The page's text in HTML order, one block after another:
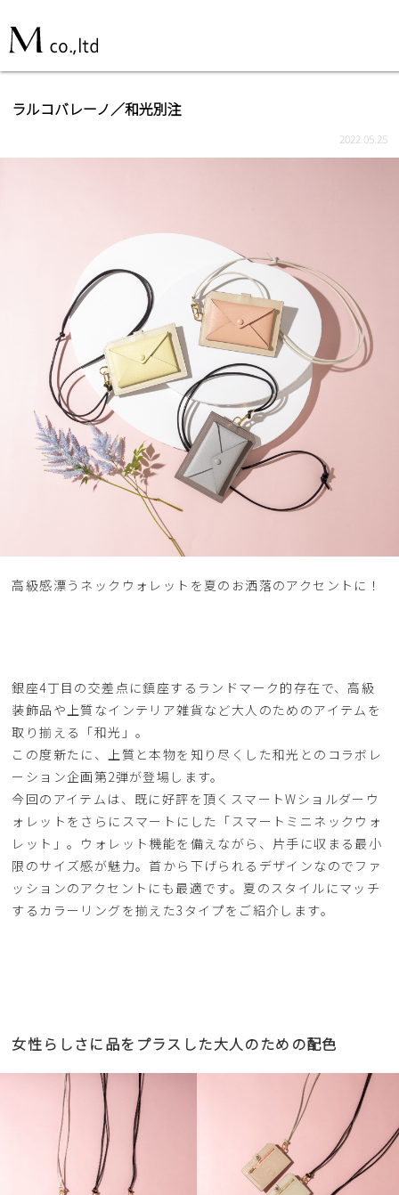
ラルコバレーノ／和光別注
2022.05.25
高級感漂うネックウォレットを夏のお洒落のアクセントに！
銀座4丁目の交差点に鎮座するランドマーク的存在で、高級
装飾品や上質なインテリア雑貨など大人のためのアイテムを
取り揃える「和光」。
この度新たに、上質と本物を知り尽くした和光とのコラボレ
ーション企画第2弾が登場します。
今回のアイテムは、既に好評を頂くスマートWショルダーウ
ォレットをさらにスマートにした「スマートミニネックウォ
レット」。ウォレット機能を備えながら、片手に収まる最小
限のサイズ感が魅力。首から下げられるデザインなのでファ
ッションのアクセントにも最適です。夏のスタイルにマッチ
するカラーリングを揃えた3タイプをご紹介します。
女性らしさに品をプラスした大人のための配色